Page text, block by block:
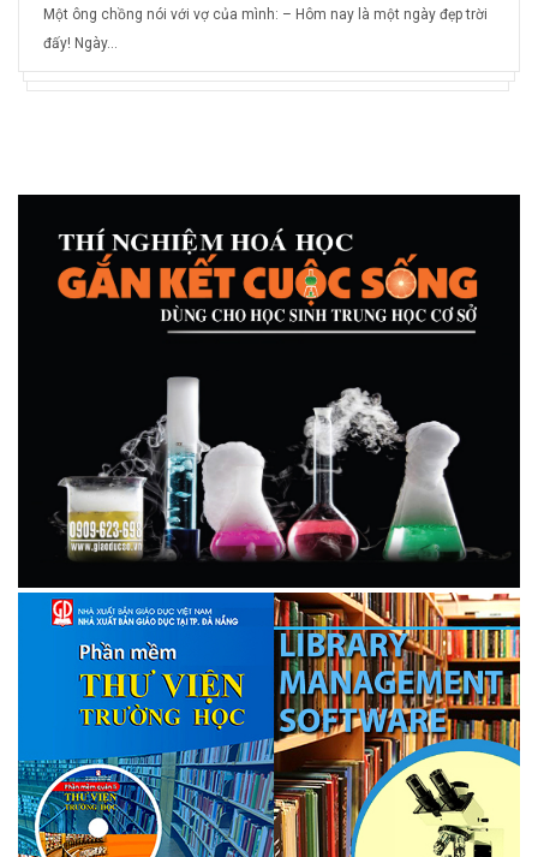
Một ông chồng nói với vợ của mình: – Hôm nay là một ngày đẹp trời
đấy! Ngày...